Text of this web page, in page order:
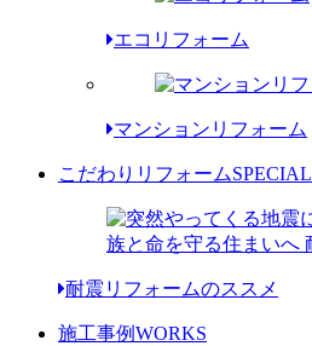
エコリフォーム
マンションリフォーム
こだわりリフォームSPECIAL
耐震リフォームのススメ
施工事例WORKS